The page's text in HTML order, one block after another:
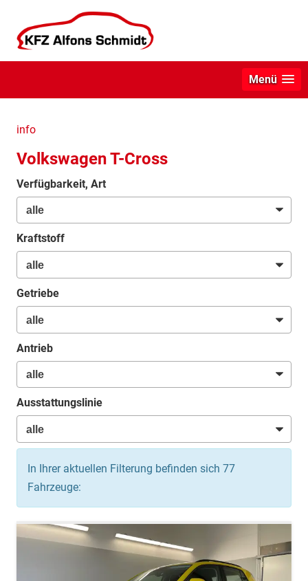
Menü
info
Volkswagen T-Cross
Verfügbarkeit, Art
Kraftstoff
Getriebe
Antrieb
Ausstattungslinie
In Ihrer aktuellen Filterung befinden sich 77
Fahrzeuge: